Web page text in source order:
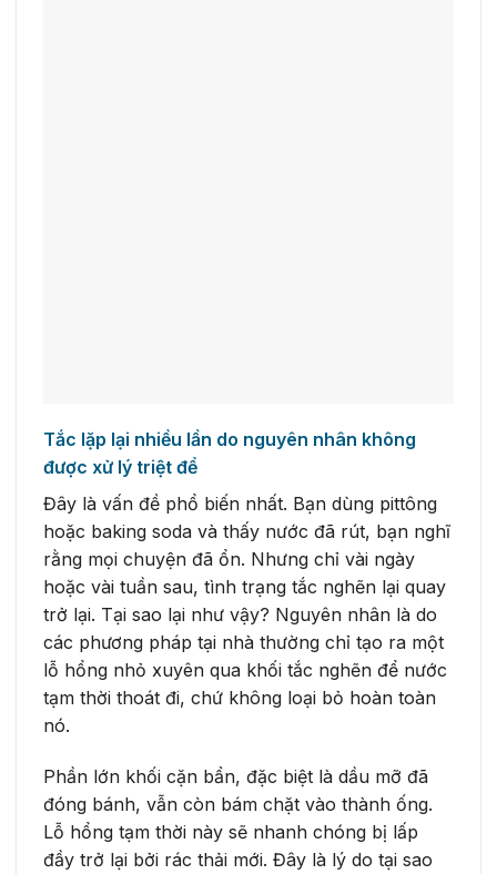
Tắc lặp lại nhiều lần do nguyên nhân không
được xử lý triệt để
Đây là vấn đề phổ biến nhất. Bạn dùng pittông
hoặc baking soda và thấy nước đã rút, bạn nghĩ
rằng mọi chuyện đã ổn. Nhưng chỉ vài ngày
hoặc vài tuần sau, tình trạng tắc nghẽn lại quay
trở lại. Tại sao lại như vậy? Nguyên nhân là do
các phương pháp tại nhà thường chỉ tạo ra một
lỗ hổng nhỏ xuyên qua khối tắc nghẽn để nước
tạm thời thoát đi, chứ không loại bỏ hoàn toàn
nó.
Phần lớn khối cặn bẩn, đặc biệt là dầu mỡ đã
đóng bánh, vẫn còn bám chặt vào thành ống.
Lỗ hổng tạm thời này sẽ nhanh chóng bị lấp
đầy trở lại bởi rác thải mới. Đây là lý do tại sao